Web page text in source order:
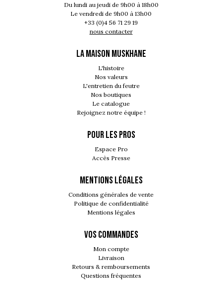
Du lundi au jeudi de 9h00 à 18h00
Le vendredi de 9h00 à 13h00
+33 (0)4 56 71 29 19
nous contacter
LA MAISON MUSKHANE
L'histoire
Nos valeurs
L'entretien du feutre
Nos boutiques
Le catalogue
Rejoignez notre équipe !
POUR LES PROS
Espace Pro
Accès Presse
MENTIONS LÉGALES
Conditions générales de vente
Politique de confidentialité
Mentions légales
VOS COMMANDES
Mon compte
Livraison
Retours & remboursements
Questions fréquentes